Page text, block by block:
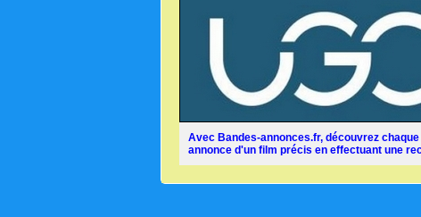
Avec Bandes-annonces.fr, découvrez
annonce d'un film précis en effectuant une